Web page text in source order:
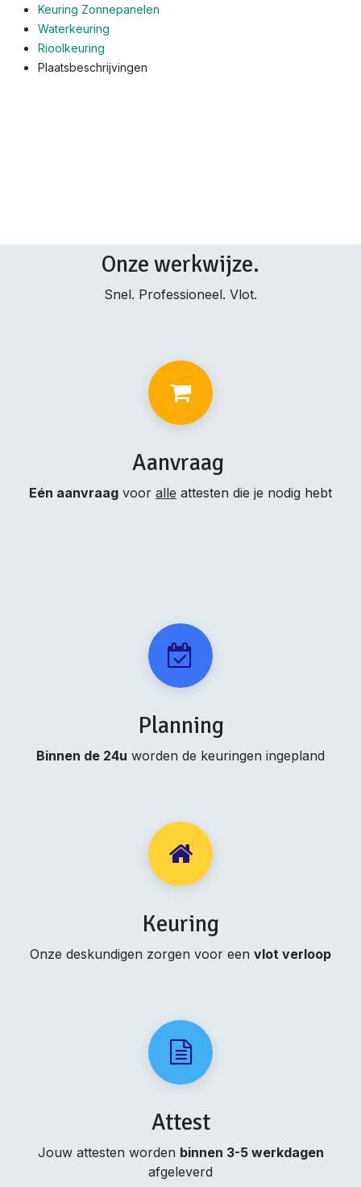
Keuring Zonnepanelen
Waterkeuring
Rioolkeuring
Plaatsbeschrijvingen
Onze werkwijze.
Snel. Professioneel. Vlot.
Aanvraag
Eén aanvraag voor alle attesten die je nodig hebt
Planning
Binnen de 24u worden de keuringen ingepland
Keuring
Onze deskundigen zorgen voor een vlot verloop
Attest
Jouw attesten worden binnen 3-5 werkdagen
afgeleverd